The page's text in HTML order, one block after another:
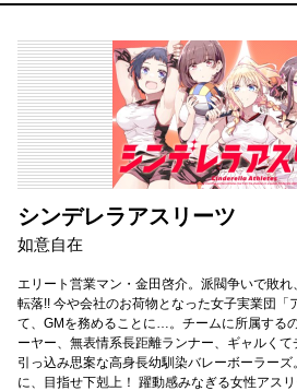
シンデレラアスリーツ
如意自在
エリート営業マン・金田啓介。派閥争いで敗
転落!! 今や会社のお荷物となった女子実業団「
て、GMを務めることに…。チームに所属する
ーヤー、無表情系長距離ランナー、ギャルく
引っ込み思案な高身長幼馴染バレーボーラー
に、目指せ下剋上！ 躍動感みなぎる女性アス